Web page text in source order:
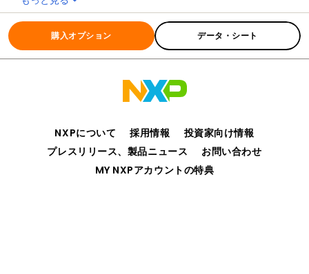
Includes high-reliability, fast-access program
memory with four-level security protection
Enables fast, accurate signal conditioning
Eliminates need for external voltage reference
Ensures secure data transfer and storage
scalability of the Kinetis portfolio
全ての情報 K10_100
購入オプション データ・シート
NXPについて 採用情報
投資家向け情報
プレスリリース、製品ニュース
お問い合わせ
MY NXPアカウントの特典